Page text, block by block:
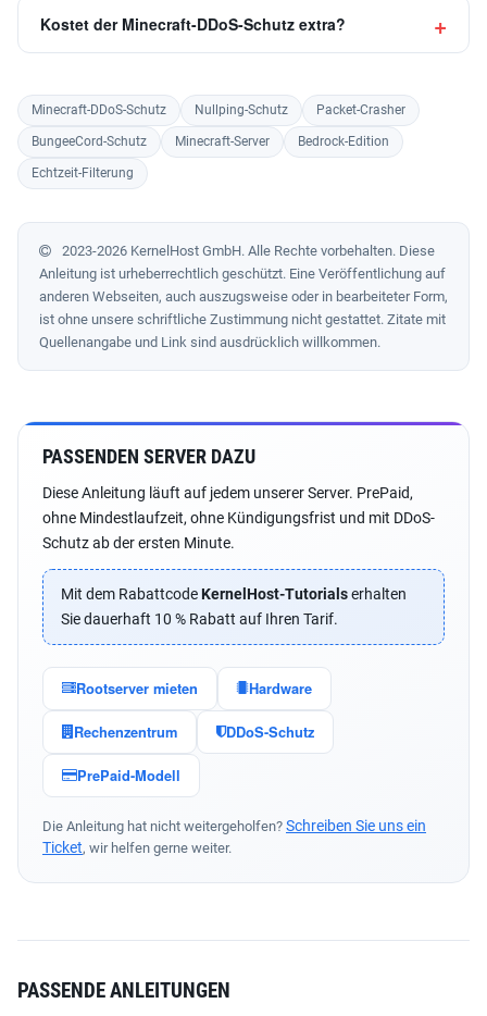
Kostet der Minecraft-DDoS-Schutz extra?
Minecraft-DDoS-Schutz Nullping-Schutz Packet-Crasher
BungeeCord-Schutz Minecraft-Server Bedrock-Edition
Echtzeit-Filterung
2023-2026 KernelHost GmbH. Alle Rechte vorbehalten. Diese
Anleitung ist urheberrechtlich geschützt. Eine Veröffentlichung auf
anderen Webseiten, auch auszugsweise oder in bearbeiteter Form,
ist ohne unsere schriftliche Zustimmung nicht gestattet. Zitate mit
Quellenangabe und Link sind ausdrücklich willkommen.
PASSENDEN SERVER DAZU
Diese Anleitung läuft auf jedem unserer Server. PrePaid,
ohne Mindestlaufzeit, ohne Kündigungsfrist und mit DDoS-
Schutz ab der ersten Minute.
Mit dem RabattcodeKernelHost-Tutorialserhalten
Sie dauerhaft 10 % Rabatt auf Ihren Tarif.
Rootserver mieten Hardware
Rechenzentrum DDoS-Schutz
PrePaid-Modell
Die Anleitung hat nicht weitergeholfen? Schreiben Sie uns ein
Ticket, wir helfen gerne weiter.
PASSENDE ANLEITUNGEN